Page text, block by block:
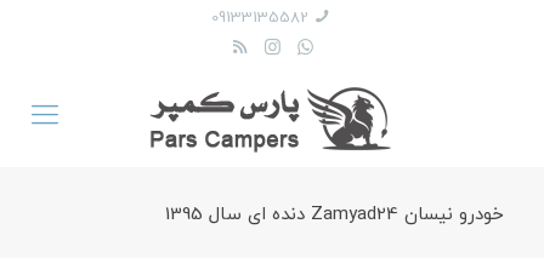
09133135582
خودرو نیسان Zamyad24 دنده ای سال 1395